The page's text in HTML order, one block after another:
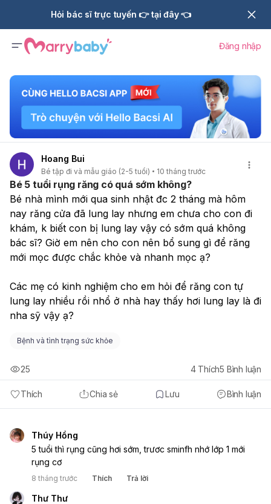
Hỏi bác sĩ trực tuyến 👉 tại đây 👈
Đăng nhập
Hoang Bui
Bé tập đi và mẫu giáo (2-5 tuổi) 10 tháng trước
Bé 5 tuổi rụng răng có quá sớm không?
Bé nhà mình mới qua sinh nhật đc 2 tháng mà hôm
nay răng cửa đã lung lay nhưng em chưa cho con đi
khám, k biết con bị lung lay vậy có sớm quá không
bác sĩ? Giờ em nên cho con nên bổ sung gì để răng
mới mọc được chắc khỏe và nhanh mọc ạ?
Các mẹ có kinh nghiệm cho em hỏi để răng con tự
lung lay nhiều rồi nhổ ở nhà hay thấy hơi lung lay là đi
nha sỹ vậy ạ?
Bệnh và tình trạng sức khỏe
Thích Chia sẻ Lưu Bình luận
25 4 Thích5 Bình luận
Thúy Hồng
5 tuổi thì rụng cũng hơi sớm, trươc sminfh nhớ lớp 1 mới
rụng cơ
8 tháng trước Thích Trả lời
Thư Thư